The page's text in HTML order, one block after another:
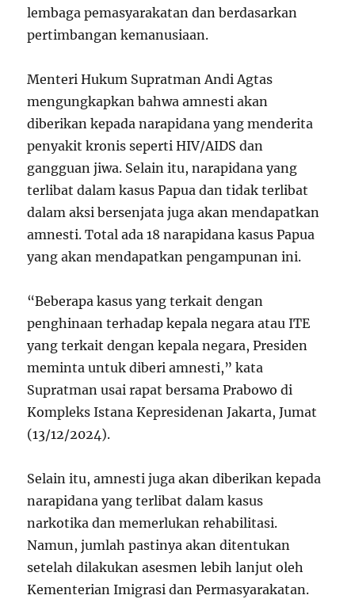
lembaga pemasyarakatan dan berdasarkan
pertimbangan kemanusiaan.
Menteri Hukum Supratman Andi Agtas
mengungkapkan bahwa amnesti akan
diberikan kepada narapidana yang menderita
penyakit kronis seperti HIV/AIDS dan
gangguan jiwa. Selain itu, narapidana yang
terlibat dalam kasus Papua dan tidak terlibat
dalam aksi bersenjata juga akan mendapatkan
amnesti. Total ada 18 narapidana kasus Papua
yang akan mendapatkan pengampunan ini.
“Beberapa kasus yang terkait dengan
penghinaan terhadap kepala negara atau ITE
yang terkait dengan kepala negara, Presiden
meminta untuk diberi amnesti,” kata
Supratman usai rapat bersama Prabowo di
Kompleks Istana Kepresidenan Jakarta, Jumat
(13/12/2024).
Selain itu, amnesti juga akan diberikan kepada
narapidana yang terlibat dalam kasus
narkotika dan memerlukan rehabilitasi.
Namun, jumlah pastinya akan ditentukan
setelah dilakukan asesmen lebih lanjut oleh
Kementerian Imigrasi dan Permasyarakatan.